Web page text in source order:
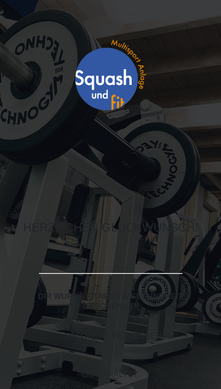
HERZLICHEN GLÜCKWUNSCH!
DIR WURDE FITNESS & GESUNDHEIT
GESCHENKT!
... UND NICHT VERGESSEN:
DU ERHÄLTST: